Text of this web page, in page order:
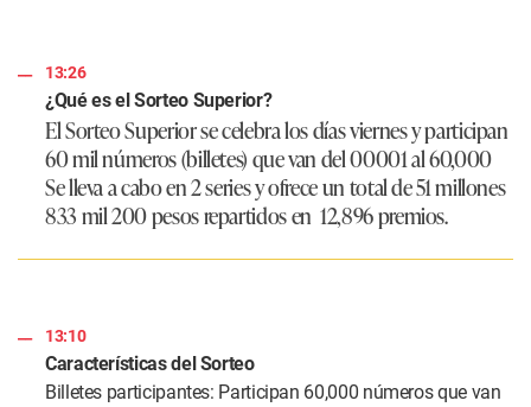
13:26
¿Qué es el Sorteo Superior?
El Sorteo Superior se celebra los días viernes y participan
60 mil números (billetes) que van del 00001 al 60,000
Se lleva a cabo en 2 series y ofrece un total de 51 millones
833 mil 200 pesos repartidos en12,896 premios.
13:10
Características del Sorteo
Billetes participantes: Participan 60,000 números que van